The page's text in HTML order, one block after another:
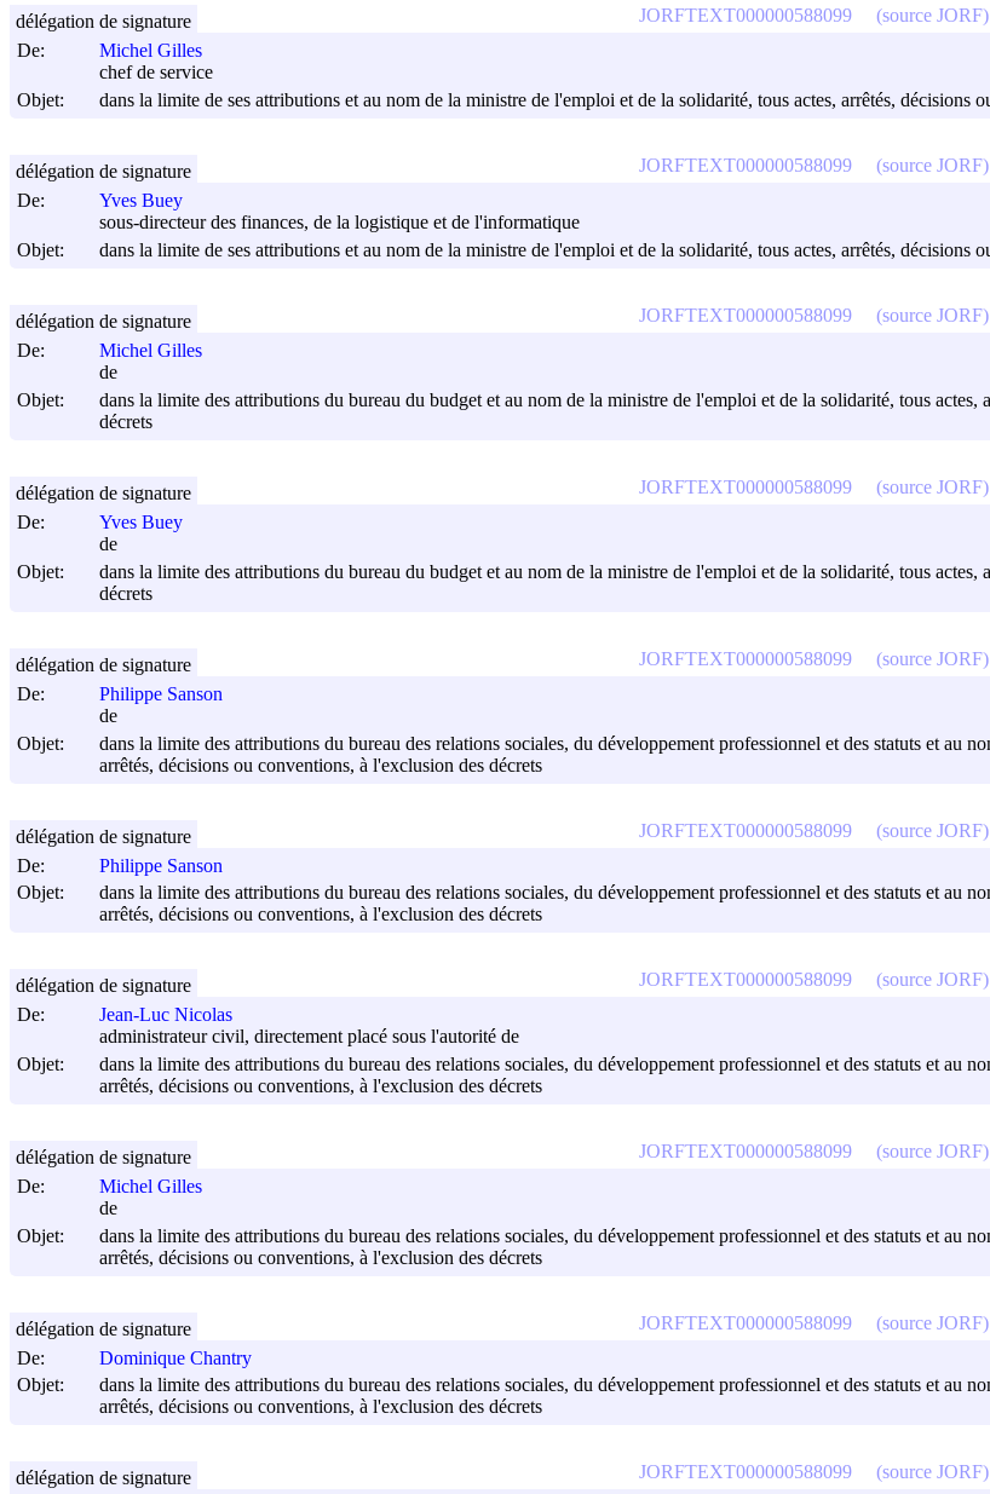
De:
Michel Gilles
chef de service
Objet:
dans la limite de ses attributions et au nom de la ministre de l'emploi et de la solidarité, tous actes, arrêtés, décisions
JORFTEXT000000588099 (source JORF)
délégation de signature
De:
Yves Buey
sous-directeur des finances, de la logistique et de l'informatique
Objet:
dans la limite de ses attributions et au nom de la ministre de l'emploi et de la solidarité, tous actes, arrêtés, décisions
JORFTEXT000000588099 (source JORF)
délégation de signature
De:
Michel Gilles
de
Objet:
dans la limite des attributions du bureau du budget et au nom de la ministre de l'emploi et de la solidarité, tous actes,
décrets
JORFTEXT000000588099 (source JORF)
délégation de signature
De:
Yves Buey
de
Objet:
dans la limite des attributions du bureau du budget et au nom de la ministre de l'emploi et de la solidarité, tous actes,
décrets
JORFTEXT000000588099 (source JORF)
délégation de signature
De:
Philippe Sanson
de
Objet:
dans la limite des attributions du bureau des relations sociales, du développement professionnel et des statuts et au
arrêtés, décisions ou conventions, à l'exclusion des décrets
JORFTEXT000000588099 (source JORF)
délégation de signature
De:
Philippe Sanson
Objet:
dans la limite des attributions du bureau des relations sociales, du développement professionnel et des statuts et au
arrêtés, décisions ou conventions, à l'exclusion des décrets
JORFTEXT000000588099 (source JORF)
délégation de signature
De:
Jean-Luc Nicolas
administrateur civil, directement placé sous l'autorité de
Objet:
dans la limite des attributions du bureau des relations sociales, du développement professionnel et des statuts et au
arrêtés, décisions ou conventions, à l'exclusion des décrets
JORFTEXT000000588099 (source JORF)
délégation de signature
De:
Michel Gilles
de
Objet:
dans la limite des attributions du bureau des relations sociales, du développement professionnel et des statuts et au
arrêtés, décisions ou conventions, à l'exclusion des décrets
JORFTEXT000000588099 (source JORF)
délégation de signature
De:
Dominique Chantry
Objet:
dans la limite des attributions du bureau des relations sociales, du développement professionnel et des statuts et au
arrêtés, décisions ou conventions, à l'exclusion des décrets
JORFTEXT000000588099 (source JORF)
délégation de signature
JORFTEXT000000588099 (source JORF)
délégation de signature